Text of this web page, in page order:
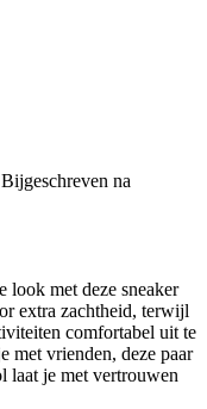
Bijgeschreven na
look met deze sneaker
extra zachtheid, terwijl
comfortabel uit te
met vrienden, deze paar
laat je met vertrouwen